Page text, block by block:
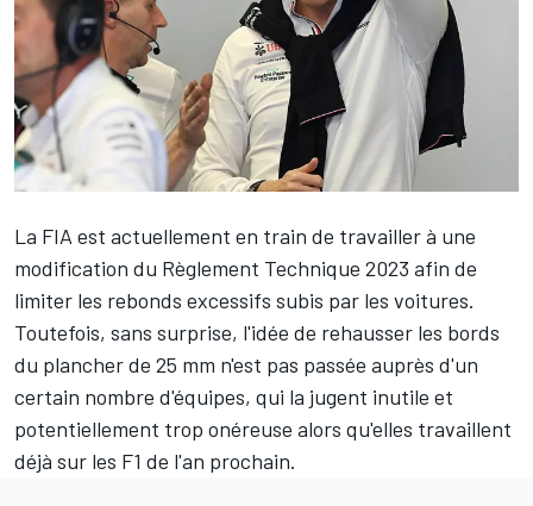
La FIA est actuellement en train de travailler à une
modification du Règlement Technique 2023 afin de
limiter les rebonds excessifs subis par les voitures.
Toutefois, sans surprise, l'idée de rehausser les bords
du plancher de 25 mm n'est pas passée auprès d'un
certain nombre d'équipes, qui la jugent inutile et
potentiellement trop onéreuse alors qu'elles travaillent
déjà sur les F1 de l'an prochain.